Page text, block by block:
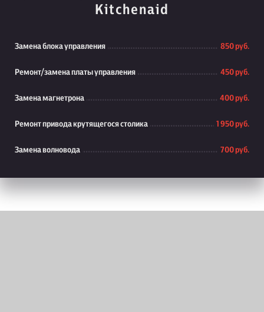
Kitchenaid
Замена блока управления 850 руб.
Ремонт/замена платы управления 450 руб.
Замена магнетрона 400 руб.
Ремонт привода крутящегося столика 1 950 руб.
Замена волновода 700 руб.